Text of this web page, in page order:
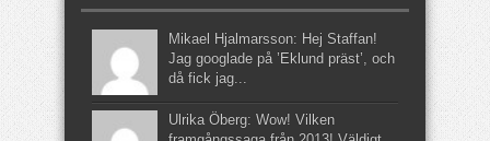
Mikael Hjalmarsson: Hej Staffan!
Jag googlade på ’Eklund präst’, och
då fick jag...
Ulrika Öberg: Wow! Vilken